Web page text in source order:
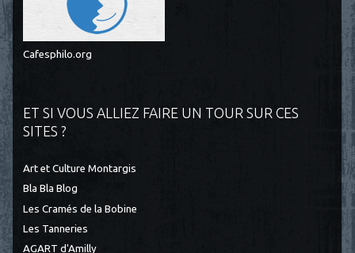
Cafesphilo.org
ET SI VOUS ALLIEZ FAIRE UN TOUR SUR CES
SITES ?
Art et Culture Montargis
Bla Bla Blog
Les Cramés de la Bobine
Les Tanneries
AGART d'Amilly